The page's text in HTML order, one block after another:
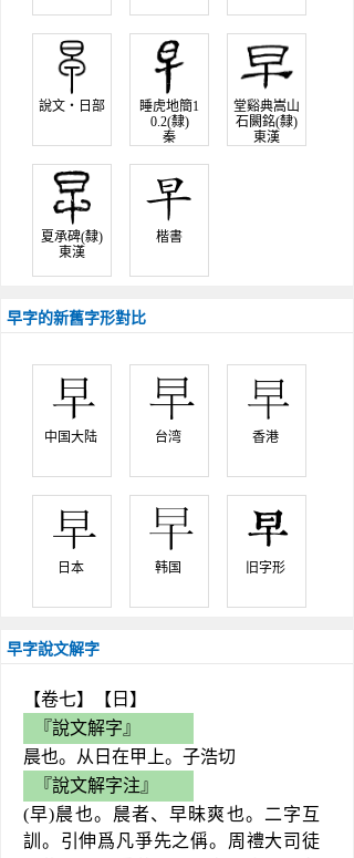
說文‧日部
睡虎地簡1
0.2(隸)
秦
堂谿典嵩山
石闕銘(隸)
東漢
夏承碑(隸)
東漢
楷書
早字的新舊字形對比
中国大陆 台湾 香港
日本 韩国 旧字形
早字說文解字
【卷七】【日】
『說文解字』
晨也。从日在甲上。子浩切
『說文解字注』
(早)䢅也。䢅者、早昧爽也。二字互
訓。引伸爲凡爭先之偁。周禮大司徒